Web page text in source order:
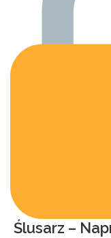
Ślusarz –